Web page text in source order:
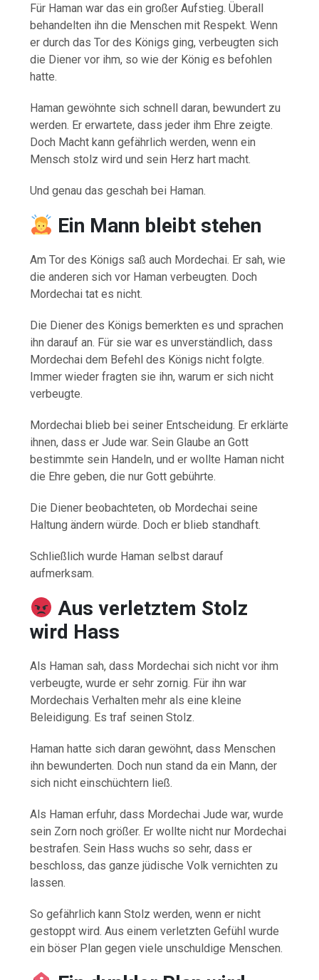
Für Haman war das ein großer Aufstieg. Überall
behandelten ihn die Menschen mit Respekt. Wenn
er durch das Tor des Königs ging, verbeugten sich
die Diener vor ihm, so wie der König es befohlen
hatte.
Haman gewöhnte sich schnell daran, bewundert zu
werden. Er erwartete, dass jeder ihm Ehre zeigte.
Doch Macht kann gefährlich werden, wenn ein
Mensch stolz wird und sein Herz hart macht.
Und genau das geschah bei Haman.
Ein Mann bleibt stehen
Am Tor des Königs saß auch Mordechai. Er sah, wie
die anderen sich vor Haman verbeugten. Doch
Mordechai tat es nicht.
Die Diener des Königs bemerkten es und sprachen
ihn darauf an. Für sie war es unverständlich, dass
Mordechai dem Befehl des Königs nicht folgte.
Immer wieder fragten sie ihn, warum er sich nicht
verbeugte.
Mordechai blieb bei seiner Entscheidung. Er erklärte
ihnen, dass er Jude war. Sein Glaube an Gott
bestimmte sein Handeln, und er wollte Haman nicht
die Ehre geben, die nur Gott gebührte.
Die Diener beobachteten, ob Mordechai seine
Haltung ändern würde. Doch er blieb standhaft.
Schließlich wurde Haman selbst darauf
aufmerksam.
Aus verletztem Stolz
wird Hass
Als Haman sah, dass Mordechai sich nicht vor ihm
verbeugte, wurde er sehr zornig. Für ihn war
Mordechais Verhalten mehr als eine kleine
Beleidigung. Es traf seinen Stolz.
Haman hatte sich daran gewöhnt, dass Menschen
ihn bewunderten. Doch nun stand da ein Mann, der
sich nicht einschüchtern ließ.
Als Haman erfuhr, dass Mordechai Jude war, wurde
sein Zorn noch größer. Er wollte nicht nur Mordechai
bestrafen. Sein Hass wuchs so sehr, dass er
beschloss, das ganze jüdische Volk vernichten zu
lassen.
So gefährlich kann Stolz werden, wenn er nicht
gestoppt wird. Aus einem verletzten Gefühl wurde
ein böser Plan gegen viele unschuldige Menschen.